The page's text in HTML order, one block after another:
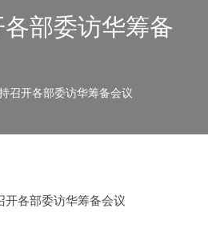
部委访华筹备
召开各部委访华筹备会议